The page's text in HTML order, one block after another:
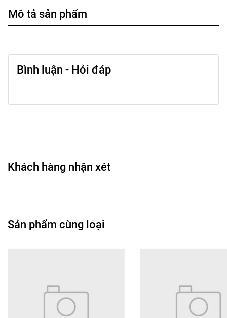
Mô tả sản phẩm
Bình luận - Hỏi đáp
Khách hàng nhận xét
Sản phẩm cùng loại